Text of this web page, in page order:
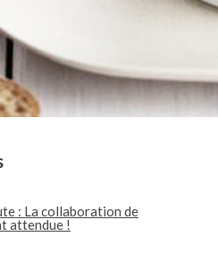
: La collaboration de
attendue !